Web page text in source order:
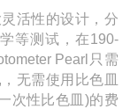
活性的设计，分
等测试，在190-
Pearl只需
无需使用比色皿
次性比色皿)的费